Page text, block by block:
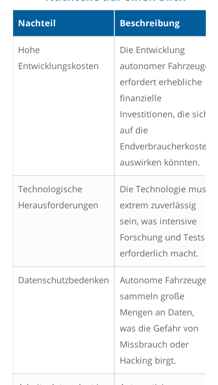
Nachteil Beschreibung
Hohe
Entwicklungskosten
Die Entwicklung
autonomer Fahrzeuge
erfordert erhebliche
finanzielle
Investitionen, die sich
auf die
Endverbraucherkosten
auswirken könnten.
Technologische
Herausforderungen
Die Technologie muss
extrem zuverlässig
sein, was intensive
Forschung und Tests
erforderlich macht.
Datenschutzbedenken
Autonome Fahrzeuge
sammeln große
Mengen an Daten,
was die Gefahr von
Missbrauch oder
Hacking birgt.